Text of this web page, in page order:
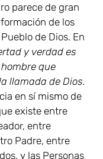
parece de gran
de los
de Dios. En
y verdad es
que
llamada de Dios.
en sí mismo de
existe entre
entre
Padre, entre
y las Personas